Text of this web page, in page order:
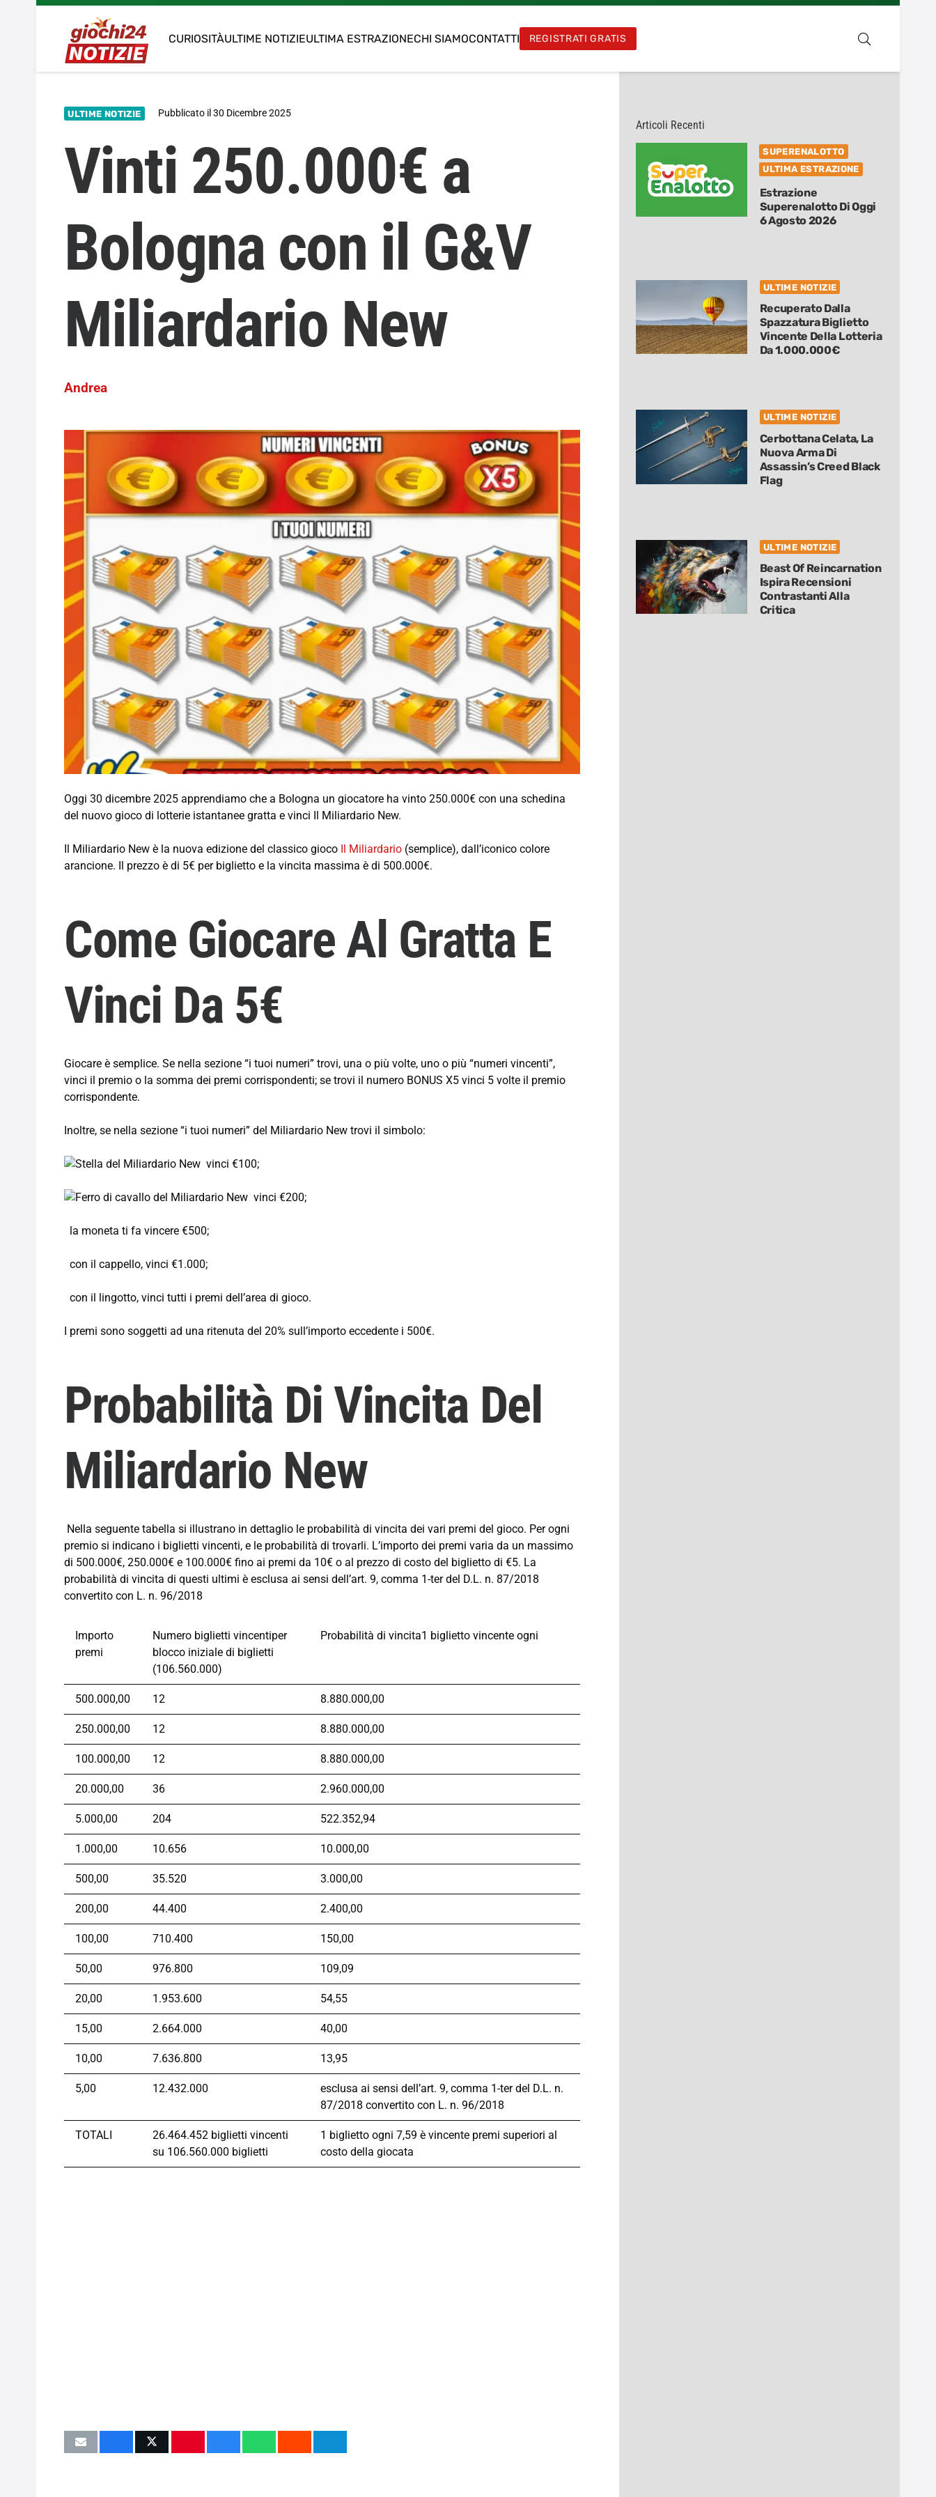
CURIOSITÀULTIME NOTIZIEULTIMA ESTRAZIONECHI SIAMOCONTATTI REGISTRATI GRATIS
ULTIME NOTIZIE Pubblicato il30 Dicembre 2025
Vinti 250.000€ a
Bologna con il G&V
Miliardario New
Andrea
Oggi 30 dicembre 2025 apprendiamo che a Bologna un giocatore ha vinto 250.000€ con una schedina
del nuovo gioco di lotterie istantanee gratta e vinci Il Miliardario New.
Il Miliardario New è la nuova edizione del classico gioco Il Miliardario (semplice), dall’iconico colore
arancione. Il prezzo è di 5€ per biglietto e la vincita massima è di 500.000€.
Come Giocare Al Gratta E
Vinci Da 5€
Giocare è semplice. Se nella sezione “i tuoi numeri” trovi, una o più volte, uno o più “numeri vincenti”,
vinci il premio o la somma dei premi corrispondenti; se trovi il numero BONUS X5 vinci 5 volte il premio
corrispondente.
Inoltre, se nella sezione “i tuoi numeri” del Miliardario New trovi il simbolo:
vinci €100;
vinci €200;
la moneta ti fa vincere €500;
con il cappello, vinci €1.000;
con il lingotto, vinci tutti i premi dell’area di gioco.
I premi sono soggetti ad una ritenuta del 20% sull’importo eccedente i 500€.
Probabilità Di Vincita Del
Miliardario New
Nella seguente tabella si illustrano in dettaglio le probabilità di vincita dei vari premi del gioco. Per ogni
premio si indicano i biglietti vincenti, e le probabilità di trovarli. L’importo dei premi varia da un massimo
di 500.000€, 250.000€ e 100.000€ fino ai premi da 10€ o al prezzo di costo del biglietto di €5. La
probabilità di vincita di questi ultimi è esclusa ai sensi dell’art. 9, comma 1-ter del D.L. n. 87/2018
convertito con L. n. 96/2018
Importo
premi
Numero biglietti vincentiper
blocco iniziale di biglietti
(106.560.000)
Probabilità di vincita1 biglietto vincente ogni
500.000,00 12 8.880.000,00
250.000,00 12 8.880.000,00
100.000,00 12 8.880.000,00
20.000,00 36 2.960.000,00
5.000,00 204 522.352,94
1.000,00 10.656 10.000,00
500,00 35.520 3.000,00
200,00 44.400 2.400,00
100,00 710.400 150,00
50,00 976.800 109,09
20,00 1.953.600 54,55
15,00 2.664.000 40,00
10,00 7.636.800 13,95
5,00 12.432.000
esclusa ai sensi dell’art. 9, comma 1-ter del D.L. n.
87/2018 convertito con L. n. 96/2018
TOTALI
26.464.452 biglietti vincenti
su 106.560.000 biglietti
1 biglietto ogni 7,59 è vincente premi superiori al
costo della giocata
Articoli Recenti
SUPERENALOTTO
ULTIMA ESTRAZIONE
Estrazione
Superenalotto Di Oggi
6 Agosto 2026
ULTIME NOTIZIE
Recuperato Dalla
Spazzatura Biglietto
Vincente Della Lotteria
Da 1.000.000€
ULTIME NOTIZIE
Cerbottana Celata, La
Nuova Arma Di
Assassin’s Creed Black
Flag
ULTIME NOTIZIE
Beast Of Reincarnation
Ispira Recensioni
Contrastanti Alla
Critica